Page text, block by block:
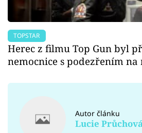
TOPSTAR
Herec z filmu Top Gun byl
nemocnice s podezřením
Autor článku
Lucie Průchová